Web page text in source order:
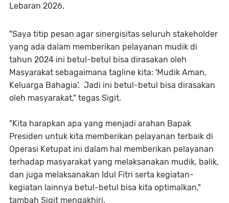
Lebaran 2026.
"Saya titip pesan agar sinergisitas seluruh stakeholder
yang ada dalam memberikan pelayanan mudik di
tahun 2024 ini betul-betul bisa dirasakan oleh
Masyarakat sebagaimana tagline kita: 'Mudik Aman,
Keluarga Bahagia'. Jadi ini betul-betul bisa dirasakan
oleh masyarakat," tegas Sigit.
"Kita harapkan apa yang menjadi arahan Bapak
Presiden untuk kita memberikan pelayanan terbaik di
Operasi Ketupat ini dalam hal memberikan pelayanan
terhadap masyarakat yang melaksanakan mudik, balik,
dan juga melaksanakan Idul Fitri serta kegiatan-
kegiatan lainnya betul-betul bisa kita optimalkan,"
tambah Sigit mengakhiri.